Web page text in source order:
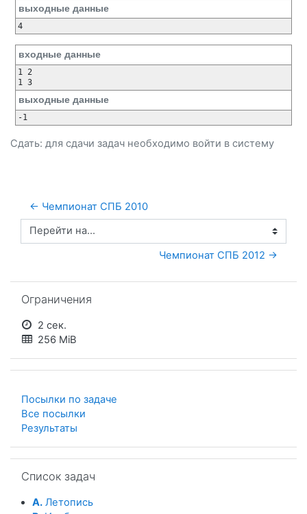
выходные данные
4
входные данные
1 2
1 3
выходные данные
-1
Сдать: для сдачи задач необходимо войти в систему
← Чемпионат СПБ 2010
Перейти на...
Чемпионат СПБ 2012 →
Ограничения
2 сек.
256 MiB
Посылки по задаче
Все посылки
Результаты
Список задач
A. Летопись